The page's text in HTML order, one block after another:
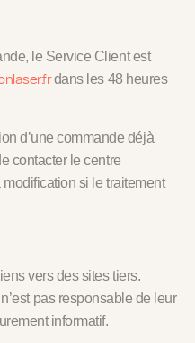
le Service Client est
dans les 48 heures
d’une commande déjà
contacter le centre
si le traitement
vers des sites tiers.
pas responsable de leur
informatif.